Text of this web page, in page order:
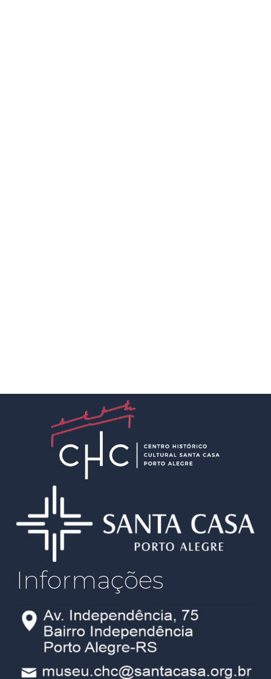
Informações